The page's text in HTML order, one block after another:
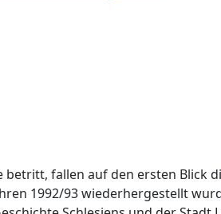
fallen auf den ersten Blick
1992/93 wiederhergestellt